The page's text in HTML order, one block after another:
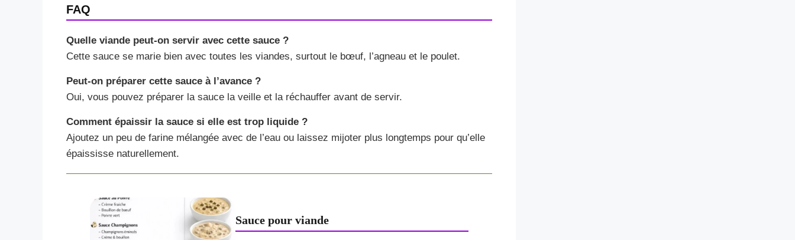
FAQ
Quelle viande peut-on servir avec cette sauce ?
Cette sauce se marie bien avec toutes les viandes, surtout le bœuf, l’agneau et le poulet.
Peut-on préparer cette sauce à l’avance ?
Oui, vous pouvez préparer la sauce la veille et la réchauffer avant de servir.
Comment épaissir la sauce si elle est trop liquide ?
Ajoutez un peu de farine mélangée avec de l’eau ou laissez mijoter plus longtemps pour qu’elle
épaississe naturellement.
Sauce pour viande